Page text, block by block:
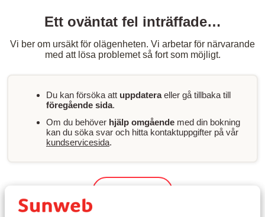
Ett oväntat fel inträffade…
Vi ber om ursäkt för olägenheten. Vi arbetar för närvarande
med att lösa problemet så fort som möjligt.
Du kan försöka att uppdateraeller gå tillbaka till
föregående sida.
Om du behöver hjälp omgående med din bokning
kan du söka svar och hitta kontaktuppgifter på vår
kundservicesida.